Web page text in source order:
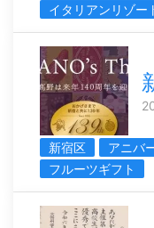
イタリアンリゾー
新宿区 アニバ
フルーツギフト